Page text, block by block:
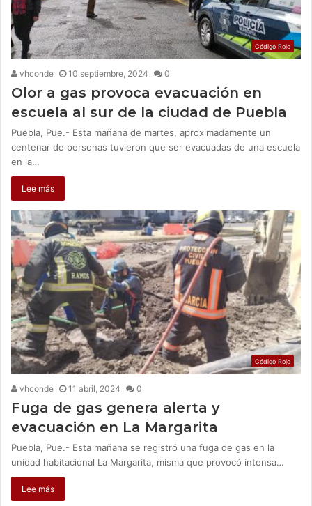
Código Rojo
vhconde 10 septiembre, 2024 0
Olor a gas provoca evacuación en
escuela al sur de la ciudad de Puebla
Puebla, Pue.- Esta mañana de martes, aproximadamente un
centenar de personas tuvieron que ser evacuadas de una escuela
en la…
Lee más
Código Rojo
vhconde 11 abril, 2024 0
Fuga de gas genera alerta y
evacuación en La Margarita
Puebla, Pue.- Esta mañana se registró una fuga de gas en la
unidad habitacional La Margarita, misma que provocó intensa…
Lee más